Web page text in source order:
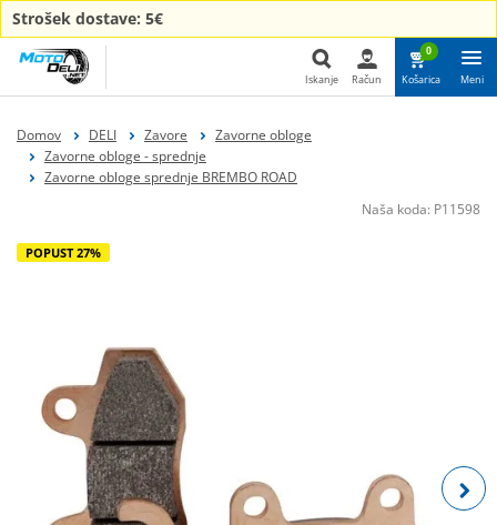
Strošek dostave: 5€
Iskanje Račun
0
Košarica Meni
Domov DELI Zavore
Zavorne obloge
Zavorne obloge - sprednje
Zavorne obloge sprednje BREMBO ROAD
Naša koda: P11598
POPUST 27%